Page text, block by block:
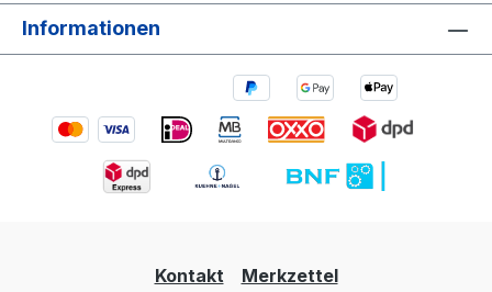
Informationen
Kontakt Merkzettel